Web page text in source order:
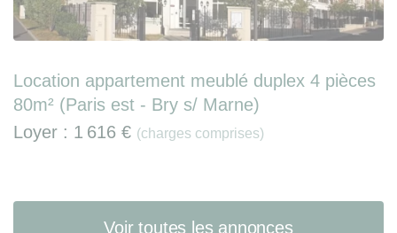
Location appartement meublé duplex 4 pièces
80m² (Paris est - Bry s/ Marne)
Loyer : 1 616 € (charges comprises)
Voir toutes les annonces